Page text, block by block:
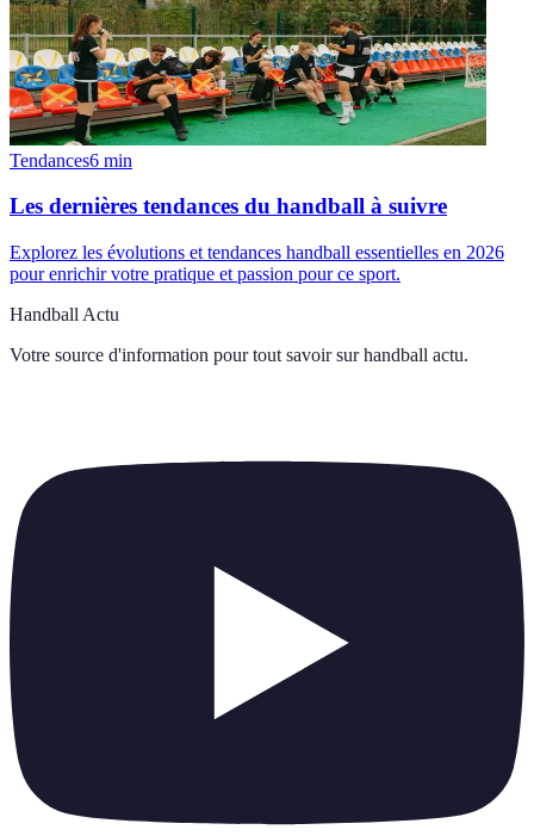
Tendances6 min
Les dernières tendances du handball à suivre
Explorez les évolutions et tendances handball essentielles en 2026
pour enrichir votre pratique et passion pour ce sport.
Handball Actu
Votre source d'information pour tout savoir sur handball actu.